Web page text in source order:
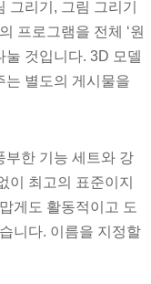
리기, 그림 그리기
프로그램을 전체 ‘원
눌 것입니다. 3D 모델
는 별도의 게시물을
부한 기능 세트와 강
이 최고의 표준이지
게도 활동적이고 도
니다. 이름을 지정할